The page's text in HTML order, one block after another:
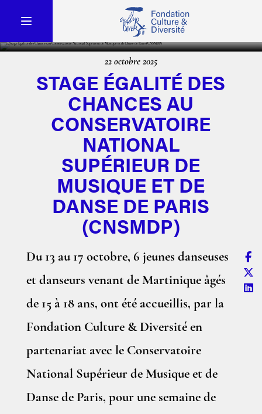
22 octobre 2025
STAGE ÉGALITÉ DES
CHANCES AU
CONSERVATOIRE
NATIONAL
SUPÉRIEUR DE
MUSIQUE ET DE
DANSE DE PARIS
(CNSMDP)
Du 13 au 17 octobre, 6 jeunes danseuses
et danseurs venant de Martinique âgés
de 15 à 18 ans, ont été accueillis, par la
Fondation Culture & Diversité en
partenariat avec le Conservatoire
National Supérieur de Musique et de
Danse de Paris, pour une semaine de